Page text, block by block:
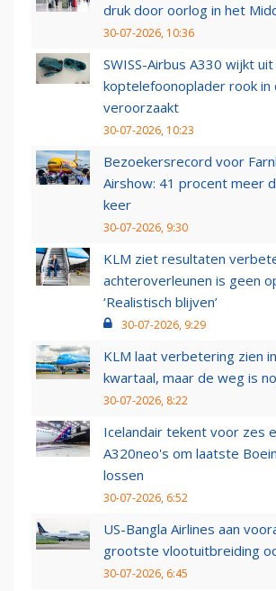
druk door oorlog in het
30-07-2026, 10:36
SWISS-Airbus A330 wijkt
koptelefoonoplader rook in
veroorzaakt
30-07-2026, 10:23
Bezoekersrecord voor
Airshow: 41 procent meer
keer
30-07-2026, 9:30
KLM ziet resultaten
achteroverleunen is geen
‘Realistisch blijven’
30-07-2026, 9:29
KLM laat verbetering zien
kwartaal, maar de weg is
30-07-2026, 8:22
Icelandair tekent voor zes
A320neo's om laatste
lossen
30-07-2026, 6:52
US-Bangla Airlines aan
grootste vlootuitbreiding
30-07-2026, 6:45